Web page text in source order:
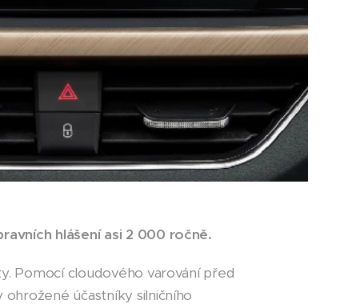
hlášení asi 2 000 ročně.
Pomocí cloudového varování před
účastníky silničního